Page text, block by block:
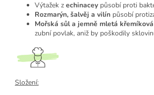
Výtažek z echinacey působí proti
Rozmarýn, šalvěj a vilín působí
Mořská sůl a jemně mletá
zubní povlak, aniž by poškodily
Složení: